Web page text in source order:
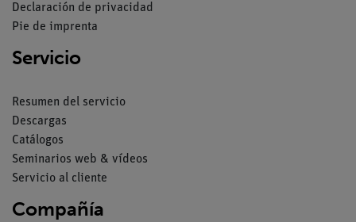
Declaración de privacidad
Pie de imprenta
Servicio
Resumen del servicio
Descargas
Catálogos
Seminarios web & vídeos
Servicio al cliente
Compañía